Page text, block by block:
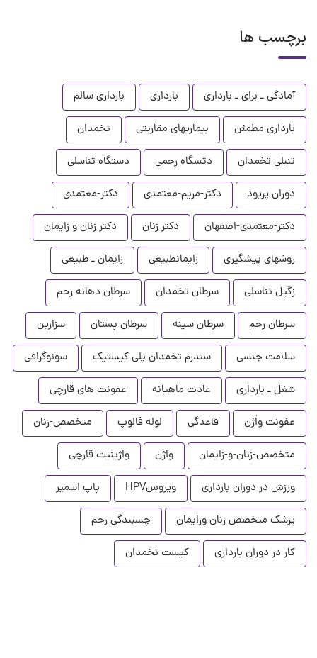
برچسب ها
آمادگی ـ برای ـ بارداری بارداری
بارداری سالم
بارداری مطمئن
بیماریهای مقاربتی
تخمدان
تنبلی تخمدان
دتسگاه رحمی
دستگاه تناسلی
دوران پریود
دکتر-مریم-معتمدی
دکتر-معتمدی
دکتر-معتمدی-اصفهان
دکتر زنان
دکتر زنان و زایمان
روشهای پیشگیری
زایمانطبیعی
زایمان ـ طبیعی
زگیل تناسلی
سرطان تخمدان
سرطان دهانه رحم
سرطان رحم
سرطان سینه سرطان پستان
سزارین
سلامت جنسی
سندرم تخمدان پلی کیستیک
سونوگرافی
شغل ـ بارداری
عادت ماهیانه
عفونت های قارچی
عفونت واٰژن
قاعدگی لوله فالوپ
متخصص-زنان
متخصص-زنان-و-زایمان
واژن
واژینیت قارچی
ورزش در دوران بارداری
ویروسHPV
پاپ اسمیر
پزشک متخصص زنان وزایمان
چسبندگی رحم
کار در دوران بارداری
کیست تخمدان